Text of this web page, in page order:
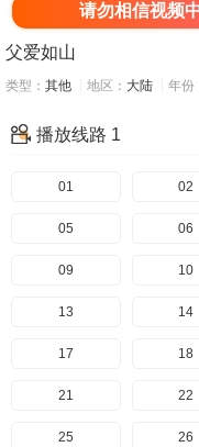
请勿相信视频
父爱如山
类型： 其他 地区： 大陆 年份
播放线路 1
01 02
05 06
09 10
13 14
17 18
21 22
25 26